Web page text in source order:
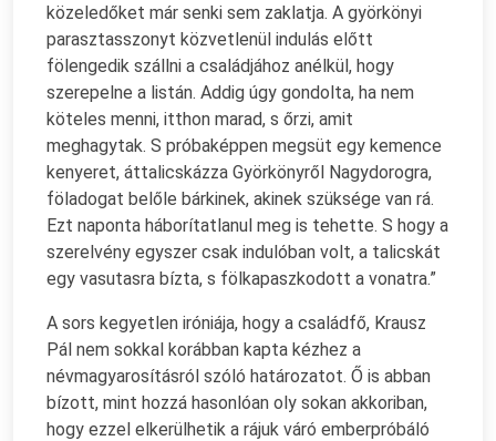
közeledőket már senki sem zaklatja. A györkönyi
parasztasszonyt közvetlenül indulás előtt
fölengedik szállni a családjához anélkül, hogy
szerepelne a listán. Addig úgy gondolta, ha nem
köteles menni, itthon marad, s őrzi, amit
meghagytak. S próbaképpen megsüt egy kemence
kenyeret, áttalicskázza Györkönyről Nagydorogra,
föladogat belőle bárkinek, akinek szüksége van rá.
Ezt naponta háborítatlanul meg is tehette. S hogy a
szerelvény egyszer csak indulóban volt, a talicskát
egy vasutasra bízta, s fölkapaszkodott a vonatra.”
A sors kegyetlen iróniája, hogy a családfő, Krausz
Pál nem sokkal korábban kapta kézhez a
névmagyarosításról szóló határozatot. Ő is abban
bízott, mint hozzá hasonlóan oly sokan akkoriban,
hogy ezzel elkerülhetik a rájuk váró emberpróbáló